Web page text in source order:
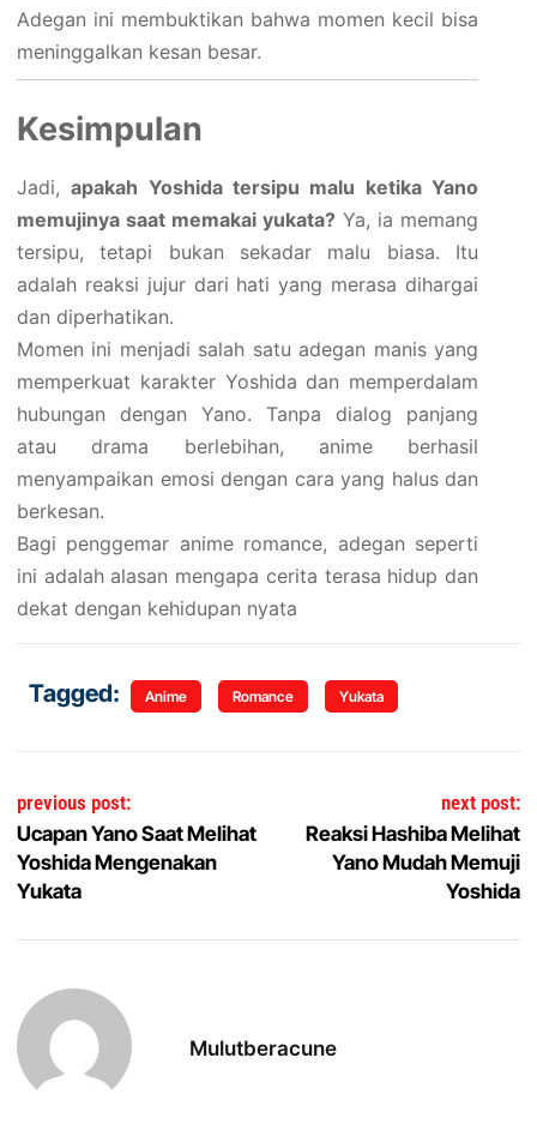
Adegan ini membuktikan bahwa momen kecil bisa
meninggalkan kesan besar.
Kesimpulan
Jadi,apakah Yoshida tersipu malu ketika Yano
memujinya saat memakai yukata? Ya, ia memang
tersipu, tetapi bukan sekadar malu biasa. Itu
adalah reaksi jujur dari hati yang merasa dihargai
dan diperhatikan.
Momen ini menjadi salah satu adegan manis yang
memperkuat karakter Yoshida dan memperdalam
hubungan dengan Yano. Tanpa dialog panjang
atau drama berlebihan, anime berhasil
menyampaikan emosi dengan cara yang halus dan
berkesan.
Bagi penggemar anime romance, adegan seperti
ini adalah alasan mengapa cerita terasa hidup dan
dekat dengan kehidupan nyata
Tagged: Anime Romance Yukata
Navigasi pos
previous post:
Ucapan Yano Saat Melihat
Yoshida Mengenakan
Yukata
next post:
Reaksi Hashiba Melihat
Yano Mudah Memuji
Yoshida
Mulutberacune